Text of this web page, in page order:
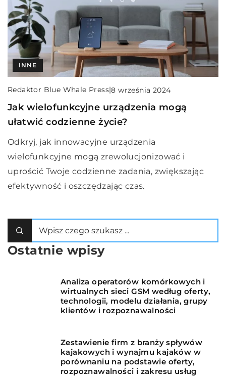
INNE
Redaktor Blue Whale Press|8 września 2024
Jak wielofunkcyjne urządzenia mogą
ułatwić codzienne życie?
Odkryj, jak innowacyjne urządzenia
wielofunkcyjne mogą zrewolucjonizować i
uprościć Twoje codzienne zadania, zwiększając
efektywność i oszczędzając czas.
Ostatnie wpisy
Analiza operatorów komórkowych i
wirtualnych sieci GSM według oferty,
technologii, modelu działania, grupy
klientów i rozpoznawalności
Zestawienie firm z branży spływów
kajakowych i wynajmu kajaków w
porównaniu na podstawie oferty,
rozpoznawalności i zakresu usług